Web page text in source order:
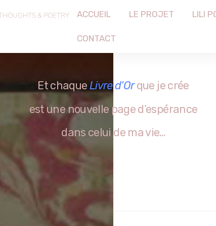
& POETRY ACCUEIL LE PROJET LILI
CONTACT
Et chaque Livre d’Orque je crée
est une nouvelle page d’espérance
dans celui de ma vie…